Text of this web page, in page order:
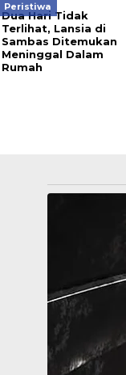
Peristiwa
Dua Hari Tidak
Terlihat, Lansia di
Sambas Ditemukan
Meninggal Dalam
Rumah